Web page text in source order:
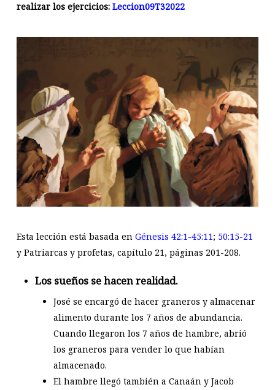
realizar los ejercicios: Leccion09T32022
Esta lección está basada en Génesis 42:1-45:11; 50:15-21
y Patriarcas y profetas, capítulo 21, páginas 201-208.
Los sueños se hacen realidad.
José se encargó de hacer graneros y almacenar
alimento durante los 7 años de abundancia.
Cuando llegaron los 7 años de hambre, abrió
los graneros para vender lo que habían
almacenado.
El hambre llegó también a Canaán y Jacob